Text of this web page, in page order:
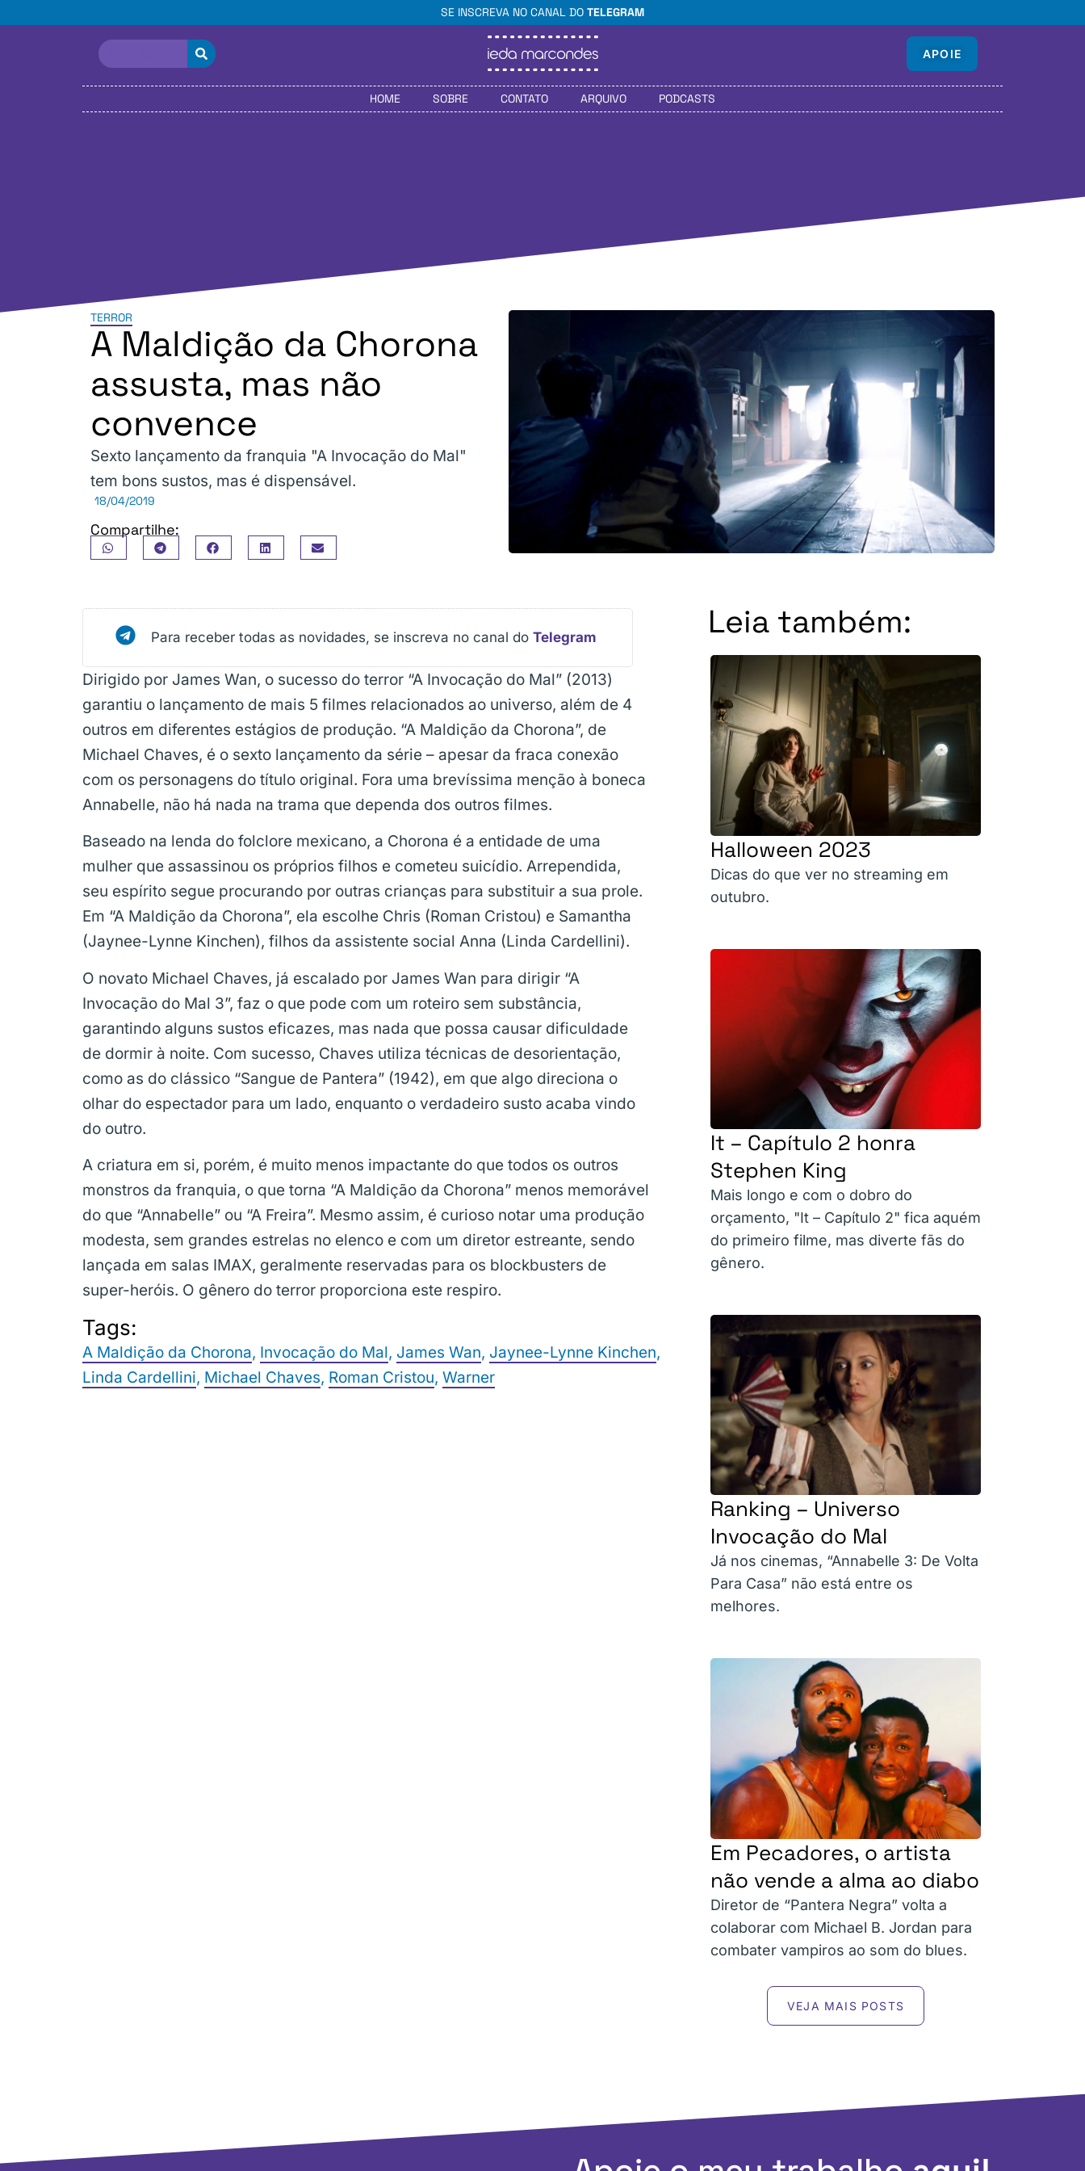
SE INSCREVA NO CANAL DO TELEGRAM
APOIE
HOME SOBRE CONTATO ARQUIVO PODCASTS
TERROR
A Maldição da Chorona
assusta, mas não
convence
Sexto lançamento da franquia "A Invocação do Mal"
tem bons sustos, mas é dispensável.
18/04/2019
Compartilhe:
Para receber todas as novidades, se inscreva no canal do Telegram
Dirigido por James Wan, o sucesso do terror “A Invocação do Mal” (2013)
garantiu o lançamento de mais 5 filmes relacionados ao universo, além de 4
outros em diferentes estágios de produção. “A Maldição da Chorona”, de
Michael Chaves, é o sexto lançamento da série – apesar da fraca conexão
com os personagens do título original. Fora uma brevíssima menção à boneca
Annabelle, não há nada na trama que dependa dos outros filmes.
Baseado na lenda do folclore mexicano, a Chorona é a entidade de uma
mulher que assassinou os próprios filhos e cometeu suicídio. Arrependida,
seu espírito segue procurando por outras crianças para substituir a sua prole.
Em “A Maldição da Chorona”, ela escolhe Chris (Roman Cristou) e Samantha
(Jaynee-Lynne Kinchen), filhos da assistente social Anna (Linda Cardellini).
O novato Michael Chaves, já escalado por James Wan para dirigir “A
Invocação do Mal 3”, faz o que pode com um roteiro sem substância,
garantindo alguns sustos eficazes, mas nada que possa causar dificuldade
de dormir à noite. Com sucesso, Chaves utiliza técnicas de desorientação,
como as do clássico “Sangue de Pantera” (1942), em que algo direciona o
olhar do espectador para um lado, enquanto o verdadeiro susto acaba vindo
do outro.
A criatura em si, porém, é muito menos impactante do que todos os outros
monstros da franquia, o que torna “A Maldição da Chorona” menos memorável
do que “Annabelle” ou “A Freira”. Mesmo assim, é curioso notar uma produção
modesta, sem grandes estrelas no elenco e com um diretor estreante, sendo
lançada em salas IMAX, geralmente reservadas para os blockbusters de
super-heróis. O gênero do terror proporciona este respiro.
Tags:
A Maldição da Chorona, Invocação do Mal, James Wan, Jaynee-Lynne Kinchen,
Linda Cardellini, Michael Chaves, Roman Cristou, Warner
Leia também:
Halloween 2023
Dicas do que ver no streaming em
outubro.
It – Capítulo 2 honra
Stephen King
Mais longo e com o dobro do
orçamento, "It – Capítulo 2" fica aquém
do primeiro filme, mas diverte fãs do
gênero.
Ranking – Universo
Invocação do Mal
Já nos cinemas, “Annabelle 3: De Volta
Para Casa” não está entre os
melhores.
Em Pecadores, o artista
não vende a alma ao diabo
Diretor de “Pantera Negra” volta a
colaborar com Michael B. Jordan para
combater vampiros ao som do blues.
VEJA MAIS POSTS